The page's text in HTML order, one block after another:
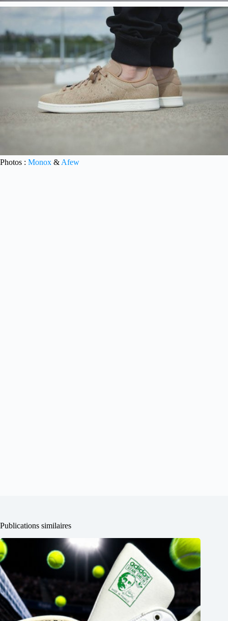
Photos : Monox & Afew
Publications similaires